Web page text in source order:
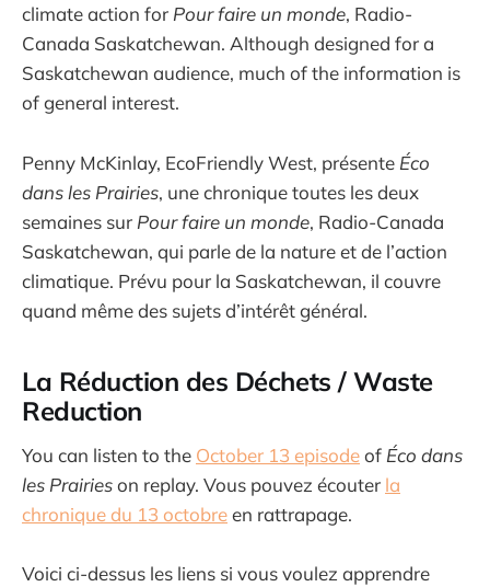
climate action for Pour faire un monde, Radio-
Canada Saskatchewan. Although designed for a
Saskatchewan audience, much of the information is
of general interest.
Penny McKinlay, EcoFriendly West, présente Éco
dans les Prairies, une chronique toutes les deux
semaines sur Pour faire un monde, Radio-Canada
Saskatchewan, qui parle de la nature et de l’action
climatique. Prévu pour la Saskatchewan, il couvre
quand même des sujets d’intérêt général.
La Réduction des Déchets / Waste
Reduction
You can listen to the October 13 episodeof Éco dans
les Prairieson replay. Vous pouvez écouter la
chronique du 13 octobreen rattrapage.
Voici ci-dessus les liens si vous voulez apprendre